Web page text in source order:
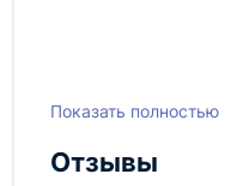
Показать полностью
Отзывы